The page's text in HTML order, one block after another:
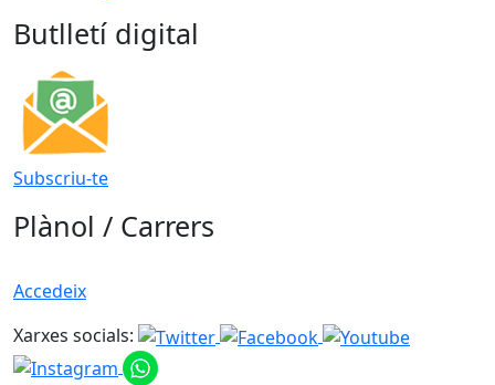
Butlletí digital
Subscriu-te
Plànol / Carrers
Accedeix
Xarxes socials: